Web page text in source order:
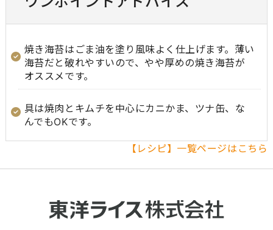
焼き海苔はごま油を塗り風味よく仕上げます。薄い
海苔だと破れやすいので、やや厚めの焼き海苔が
オススメです。
具は焼肉とキムチを中心にカニかま、ツナ缶、な
んでもOKです。
【レシピ】一覧ページはこちら